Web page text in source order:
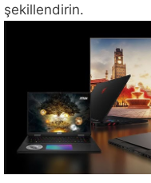
şekillendirin.